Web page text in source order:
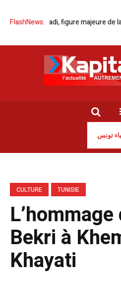
FlashNews:
Dhaouadi, figure majeure de la
تونس
CULTURE TUNISIE
Bekri à
Khayati